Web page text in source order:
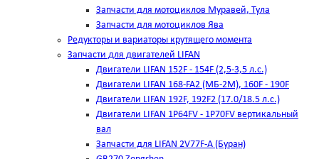
Запчасти для мотоциклов Муравей, Тула
Запчасти для мотоциклов Ява
Редукторы и вариаторы крутящего момента
Запчасти для двигателей LIFAN
Двигатели LIFAN 152F - 154F (2,5-3,5 л.с.)
Двигатели LIFAN 168-FA2 (МБ-2М), 160F - 190F
Двигатели LIFAN 192F, 192F2 (17.0/18.5 л.с.)
Двигатели LIFAN 1Р64FV - 1Р70FV вертикальный
вал
Запчасти для LIFAN 2V77F-A (Буран)